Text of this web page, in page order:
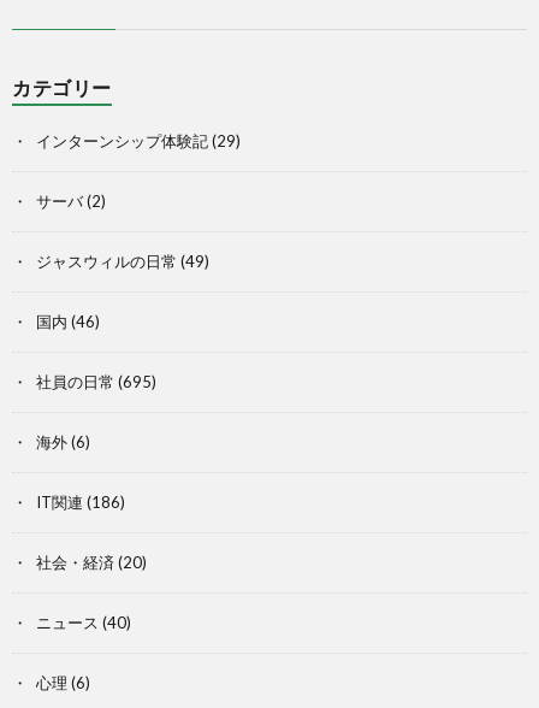
カテゴリー
インターンシップ体験記(29)
サーバ(2)
ジャスウィルの日常 (49)
国内 (46)
社員の日常 (695)
海外(6)
IT関連 (186)
社会・経済 (20)
ニュース (40)
心理 (6)